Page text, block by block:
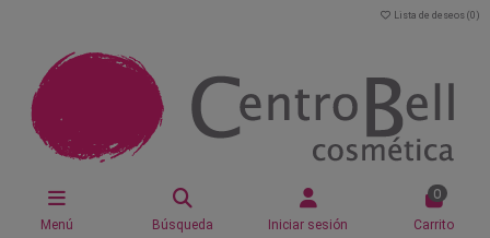
Lista de deseos (0 )
Menú Búsqueda Iniciar sesión
0
Carrito